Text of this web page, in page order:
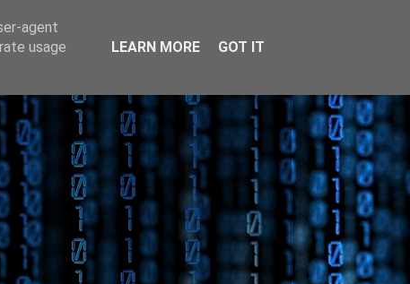
agent
usage
LEARN MORE GOT IT